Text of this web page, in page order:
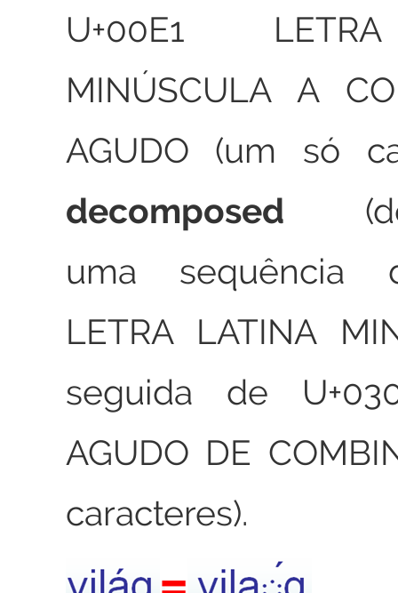
U+00E1
MINÚSCULA A
AGUDO (um só
decomposed
uma sequência
LETRA LATINA
seguida de
AGUDO DE
caracteres).